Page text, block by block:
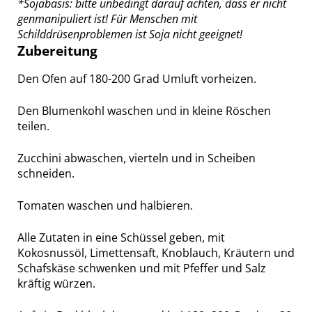
*Sojabasis: bitte unbedingt darauf achten, dass er nicht
genmanipuliert ist! Für Menschen mit
Schilddrüsenproblemen ist Soja nicht geeignet!
Zubereitung
Den Ofen auf 180-200 Grad Umluft vorheizen.
Den Blumenkohl waschen und in kleine Röschen
teilen.
Zucchini abwaschen, vierteln und in Scheiben
schneiden.
Tomaten waschen und halbieren.
Alle Zutaten in eine Schüssel geben, mit
Kokosnussöl, Limettensaft, Knoblauch, Kräutern und
Schafskäse schwenken und mit Pfeffer und Salz
kräftig würzen.